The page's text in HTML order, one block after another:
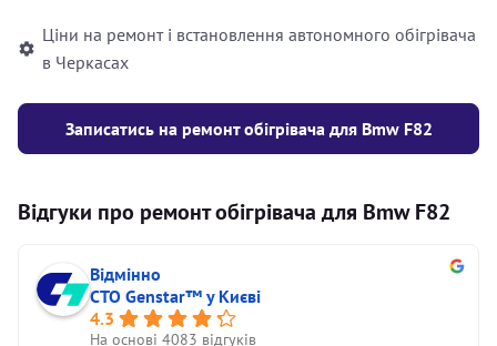
Ціни на ремонт і встановлення автономного обігрівача
в Черкасах
Записатись на ремонт обігрівача для Bmw F82
Відгуки про ремонт обігрівача для Bmw F82
Відмінно
СТО Genstar™ у Києві
4.3
На основі 4083 відгуків